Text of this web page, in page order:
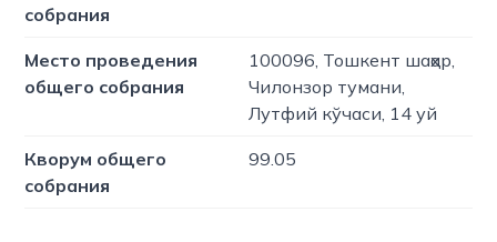
собрания
Место проведения
общего собрания
100096, Тошкент шаҳар,
Чилонзор тумани,
Лутфий кўчаси, 14 уй
Кворум общего
собрания
99.05